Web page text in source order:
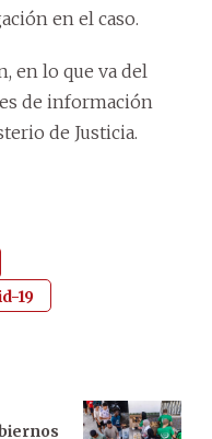
en el caso.
en lo que va del
de información
de Justicia.
19